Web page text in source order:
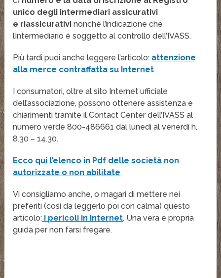
unico degli intermediari assicurativi
e riassicurativi nonché l’indicazione che
l’intermediario è soggetto al controllo dell’IVASS.
Più tardi puoi anche leggere l’articolo: attenzione
alla merce contraffatta su Internet
I consumatori, oltre al sito Internet ufficiale
dell’associazione, possono ottenere assistenza e
chiarimenti tramite il Contact Center dell’IVASS al
numero verde 800-486661 dal lunedì al venerdì h.
8.30 – 14.30.
Ecco qui l’elenco in Pdf delle società non
autorizzate o non abilitate
Vi consigliamo anche, o magari di mettere nei
preferiti (così da leggerlo poi con calma) questo
articolo: i pericoli in Internet. Una vera e propria
guida per non farsi fregare.